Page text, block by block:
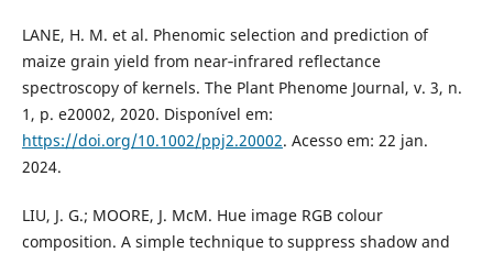
LANE, H. M. et al. Phenomic selection and prediction of
maize grain yield from near‐infrared reflectance
spectroscopy of kernels. The Plant Phenome Journal, v. 3, n.
1, p. e20002, 2020. Disponível em:
https://doi.org/10.1002/ppj2.20002. Acesso em: 22 jan.
2024.
LIU, J. G.; MOORE, J. McM. Hue image RGB colour
composition. A simple technique to suppress shadow and